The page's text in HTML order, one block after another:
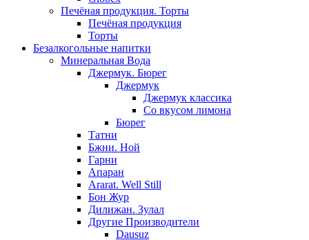
Печёная продукция. Торты
Печёная продукция
Торты
Безалкогольные напитки
Минеральная Вода
Джермук. Бюрег
Джермук
Джермук классика
Со вкусом лимона
Бюрег
Татни
Бжни. Ной
Гарни
Апаран
Ararat. Well Still
Бон Жур
Дилижан. Зулал
Другие Производители
Dausuz